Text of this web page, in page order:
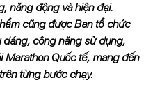
năng động và hiện đại.
cũng được Ban tổ chức
dáng, công năng sử dụng,
Marathon Quốc tế, mang đến
từng bước chạy.